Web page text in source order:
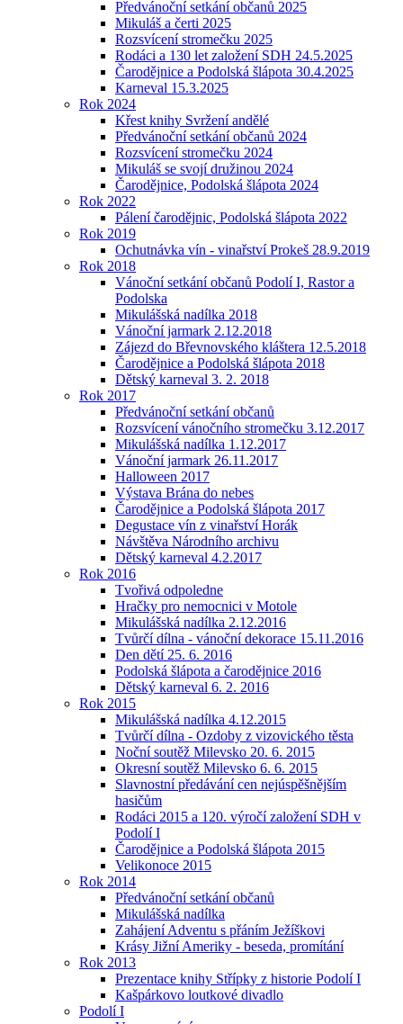
Předvánoční setkání občanů 2025
Mikuláš a čerti 2025
Rozsvícení stromečku 2025
Rodáci a 130 let založení SDH 24.5.2025
Čarodějnice a Podolská šlápota 30.4.2025
Karneval 15.3.2025
Rok 2024
Křest knihy Svržení andělé
Předvánoční setkání občanů 2024
Rozsvícení stromečku 2024
Mikuláš se svojí družinou 2024
Čarodějnice, Podolská šlápota 2024
Rok 2022
Pálení čarodějnic, Podolská šlápota 2022
Rok 2019
Ochutnávka vín - vinařství Prokeš 28.9.2019
Rok 2018
Vánoční setkání občanů Podolí I, Rastor a
Podolska
Mikulášská nadílka 2018
Vánoční jarmark 2.12.2018
Zájezd do Břevnovského kláštera 12.5.2018
Čarodějnice a Podolská šlápota 2018
Dětský karneval 3. 2. 2018
Rok 2017
Předvánoční setkání občanů
Rozsvícení vánočního stromečku 3.12.2017
Mikulášská nadílka 1.12.2017
Vánoční jarmark 26.11.2017
Halloween 2017
Výstava Brána do nebes
Čarodějnice a Podolská šlápota 2017
Degustace vín z vinařství Horák
Návštěva Národního archivu
Dětský karneval 4.2.2017
Rok 2016
Tvořivá odpoledne
Hračky pro nemocnici v Motole
Mikulášská nadílka 2.12.2016
Tvůrčí dílna - vánoční dekorace 15.11.2016
Den dětí 25. 6. 2016
Podolská šlápota a čarodějnice 2016
Dětský karneval 6. 2. 2016
Rok 2015
Mikulášská nadílka 4.12.2015
Tvůrčí dílna - Ozdoby z vizovického těsta
Noční soutěž Milevsko 20. 6. 2015
Okresní soutěž Milevsko 6. 6. 2015
Slavnostní předávání cen nejúspěšnějším
hasičům
Rodáci 2015 a 120. výročí založení SDH v
Podolí I
Čarodějnice a Podolská šlápota 2015
Velikonoce 2015
Rok 2014
Předvánoční setkání občanů
Mikulášská nadílka
Zahájení Adventu s přáním Ježíškovi
Krásy Jižní Ameriky - beseda, promítání
Rok 2013
Prezentace knihy Střípky z historie Podolí I
Kašpárkovo loutkové divadlo
Podolí I